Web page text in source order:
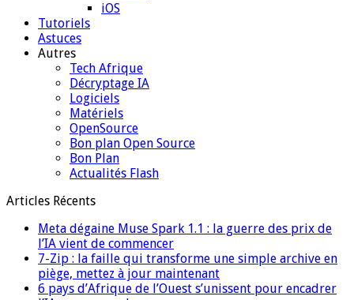
iOS
Tutoriels
Astuces
Autres
Tech Afrique
Décryptage IA
Logiciels
Matériels
OpenSource
Bon plan Open Source
Bon Plan
Actualités Flash
Articles Récents
Meta dégaine Muse Spark 1.1 : la guerre des prix de
l’IA vient de commencer
7-Zip : la faille qui transforme une simple archive en
piège, mettez à jour maintenant
6 pays d’Afrique de l’Ouest s’unissent pour encadrer